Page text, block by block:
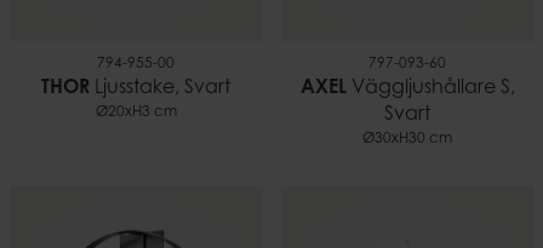
794-955-00
THOR Ljusstake, Svart
Ø20xH3 cm
797-093-60
AXELVäggljushållare S,
Svart
Ø30xH30 cm